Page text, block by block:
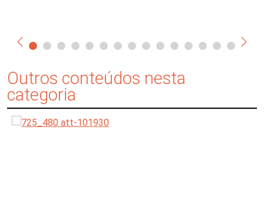
Outros conteúdos nesta
categoria